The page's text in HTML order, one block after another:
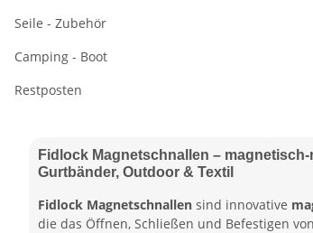
Seile - Zubehör
Camping - Boot
Restposten
Fidlock Magnetschnallen –
Gurtbänder, Outdoor & Textil
Fidlock Magnetschnallen sind innovative
die das Öffnen, Schließen und Befestigen